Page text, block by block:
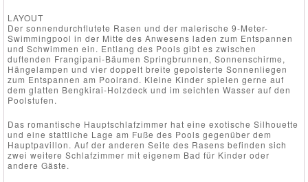
LAYOUT
Der sonnendurchflutete Rasen und der malerische 9-Meter-
Swimmingpool in der Mitte des Anwesens laden zum Entspannen
und Schwimmen ein. Entlang des Pools gibt es zwischen
duftenden Frangipani-Bäumen Springbrunnen, Sonnenschirme,
Hängelampen und vier doppelt breite gepolsterte Sonnenliegen
zum Entspannen am Poolrand. Kleine Kinder spielen gerne auf
dem glatten Bengkirai-Holzdeck und im seichten Wasser auf den
Poolstufen.
Das romantische Hauptschlafzimmer hat eine exotische Silhouette
und eine stattliche Lage am Fuße des Pools gegenüber dem
Hauptpavillon. Auf der anderen Seite des Rasens befinden sich
zwei weitere Schlafzimmer mit eigenem Bad für Kinder oder
andere Gäste.